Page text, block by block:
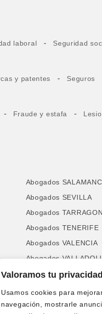
Valoramos tu privacidad
Usamos cookies para
navegación, mostrarle
laboral - Seguridad
y patentes - Seguros
- Fraude y estafa -
Abogados
Abogados SEVILLA
Abogados
Abogados TENERIFE
Abogados VALENCIA
Abogados
Abogados VIZCAYA
Abogados ZAMORA
Abogados